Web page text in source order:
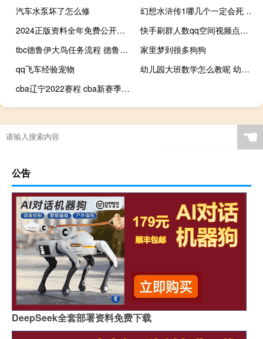
汽车水泵坏了怎么修
幻想水浒传1哪几个一定会死 幻想水浒传2人物
2024正版资料全年免费公开三(2024正版资料大全免费)--最新答案解释落实--3DM24.28.19
快手刷群人数qq空间视频点赞购买(快手互赞qq群上千人)
tbc德鲁伊大鸟任务流程 德鲁伊大鸟任务流程
家里梦到很多狗狗
qq飞车经验宠物
幼儿园大班数学怎么教呢 幼儿园大班数学试卷
cba辽宁2022赛程 cba新赛季2022赛程表
☚
公告
DeepSeek全套部署资料免费下载